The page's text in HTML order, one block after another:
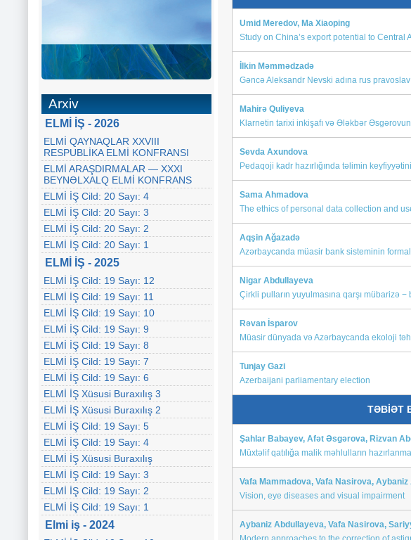
Arxiv
ELMİ İŞ - 2026
ELMİ QAYNAQLAR XXVIII
RESPUBLİKA ELMİ KONFRANSI
ELMİ ARAŞDIRMALAR — XXXI
BEYNƏLXALQ ELMİ KONFRANS
ELMİ İŞ Cild: 20 Sayı: 4
ELMİ İŞ Cild: 20 Sayı: 3
ELMİ İŞ Cild: 20 Sayı: 2
ELMİ İŞ Cild: 20 Sayı: 1
ELMİ İŞ - 2025
ELMİ İŞ Cild: 19 Sayı: 12
ELMİ İŞ Cild: 19 Sayı: 11
ELMİ İŞ Cild: 19 Sayı: 10
ELMİ İŞ Cild: 19 Sayı: 9
ELMİ İŞ Cild: 19 Sayı: 8
ELMİ İŞ Cild: 19 Sayı: 7
ELMİ İŞ Cild: 19 Sayı: 6
ELMİ İŞ Xüsusi Buraxılış 3
ELMİ İŞ Xüsusi Buraxılış 2
ELMİ İŞ Cild: 19 Sayı: 5
ELMİ İŞ Cild: 19 Sayı: 4
ELMİ İŞ Xüsusi Buraxılış
ELMİ İŞ Cild: 19 Sayı: 3
ELMİ İŞ Cild: 19 Sayı: 2
ELMİ İŞ Cild: 19 Sayı: 1
Elmi iş - 2024
Umid Meredov, Ma Xiaoping
Study on China’s export potential to
İlkin Məmmədzadə
Gəncə Aleksandr Nevski adına rus
Mahirə Quliyeva
Klarnetin tarixi inkişafı və Ələkbər
Sevda Axundova
Pedaqoji kadr hazırlığında təlimin
Sama Ahmadova
The ethics of personal data collection and
Aqşin Ağazadə
Azərbaycanda müasir bank sisteminin
Nigar Abdullayeva
Çirkli pulların yuyulmasına qarşı mübarizə
Rəvan İsparov
Müasir dünyada və Azərbaycanda ekoloji
Tunjay Gazi
Azerbaijani parliamentary election
TƏBİƏT
Şahlar Babayev, Afət Əsgərova, Rizvan
Müxtəlif qatılığa malik məhlulların
Vafa Mammadova, Vafa Nasirova,
Vision, eye diseases and visual impairment
Aybaniz Abdullayeva, Vafa Nasirova,